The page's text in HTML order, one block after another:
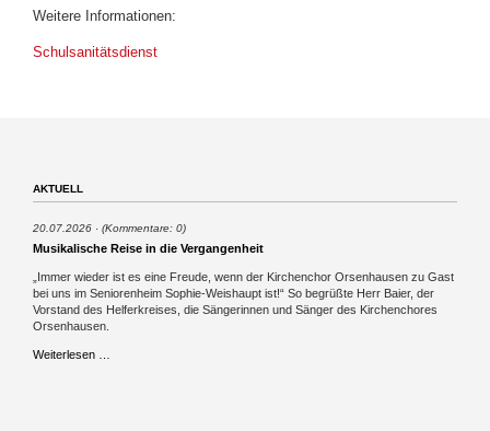
Weitere Informationen:
Schulsanitätsdienst
AKTUELL
20.07.2026 (Kommentare: 0)
Musikalische Reise in die Vergangenheit
„Immer wieder ist es eine Freude, wenn der Kirchenchor Orsenhausen zu Gast
bei uns im Seniorenheim Sophie-Weishaupt ist!“ So begrüßte Herr Baier, der
Vorstand des Helferkreises, die Sängerinnen und Sänger des Kirchenchores
Orsenhausen.
Weiterlesen …